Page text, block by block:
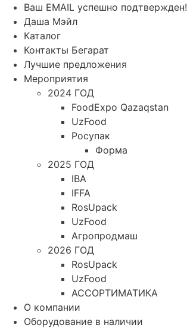
Ваш EMAIL успешно подтвержден!
Даша Мэйл
Каталог
Контакты Бегарат
Лучшие предложения
Мероприятия
2024 ГОД
FoodExpo Qazaqstan
UzFood
Росупак
Форма
2025 ГОД
IBA
IFFA
RosUpack
UzFood
Агропродмаш
2026 ГОД
RosUpack
UzFood
АССОРТИМАТИКА
О компании
Оборудование в наличии